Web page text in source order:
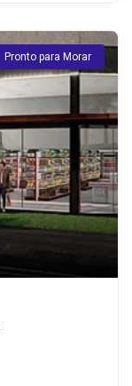
Pronto para Morar